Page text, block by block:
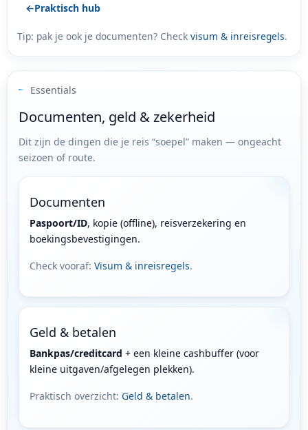
←Praktisch hub
Tip: pak je ook je documenten? Checkvisum & inreisregels.
Essentials
Documenten, geld & zekerheid
Dit zijn de dingen die je reis “soepel” maken — ongeacht
seizoen of route.
Documenten
Paspoort/ID, kopie (offline), reisverzekering en
boekingsbevestigingen.
Check vooraf:Visum & inreisregels.
Geld & betalen
Bankpas/creditcard + een kleine cashbuffer (voor
kleine uitgaven/afgelegen plekken).
Praktisch overzicht: Geld & betalen.